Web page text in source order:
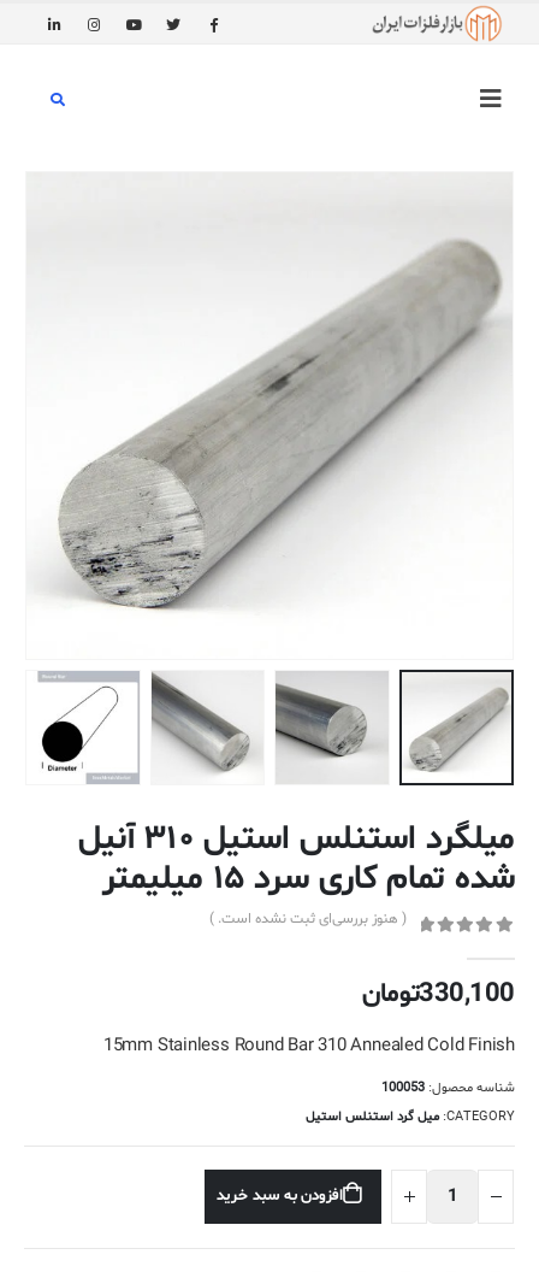
میلگرد استنلس استیل ۳۱۰ آنیل
شده تمام کاری سرد ۱۵ میلیمتر
( هنوز بررسی‌ای ثبت نشده است. )
330,100تومان
15mm Stainless Round Bar 310 Annealed Cold Finish
شناسه محصول: 100053
CATEGORY: میل گرد استنلس استیل
افزودن به سبد خرید